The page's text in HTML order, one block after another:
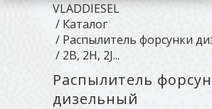
VLADDIESEL
/ Каталог
/ Распылитель форсунки
/ 2B, 2H, 2J...
Распылитель
дизельный